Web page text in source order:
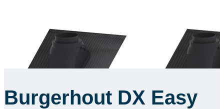
Burgerhout DX Easy